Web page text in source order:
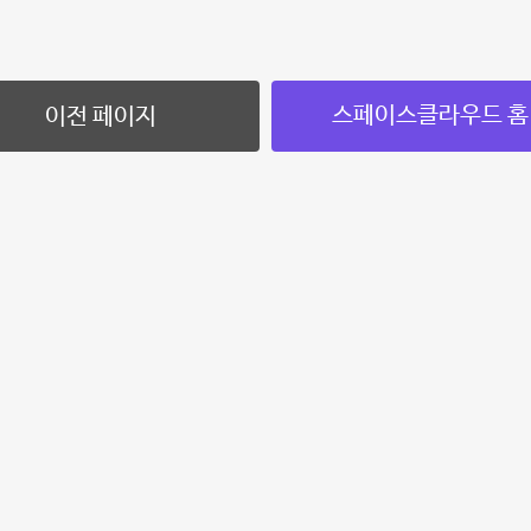
이전 페이지 스페이스클라우드 홈